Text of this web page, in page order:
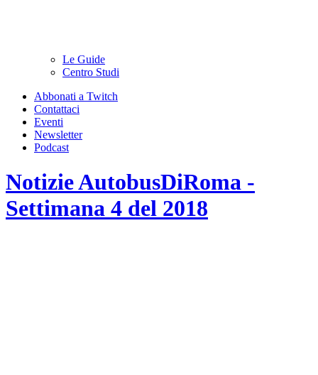
Le Guide
Centro Studi
Abbonati a Twitch
Contattaci
Eventi
Newsletter
Podcast
Notizie AutobusDiRoma -
Settimana 4 del 2018